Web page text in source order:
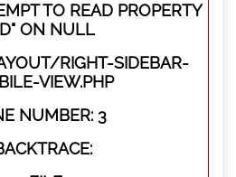
TO READ PROPERTY
ON NULL
RIGHT-SIDEBAR-
VIEW.PHP
NUMBER: 3